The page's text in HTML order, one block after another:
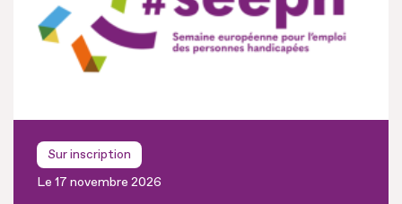
Sur inscription
Le 17 novembre 2026